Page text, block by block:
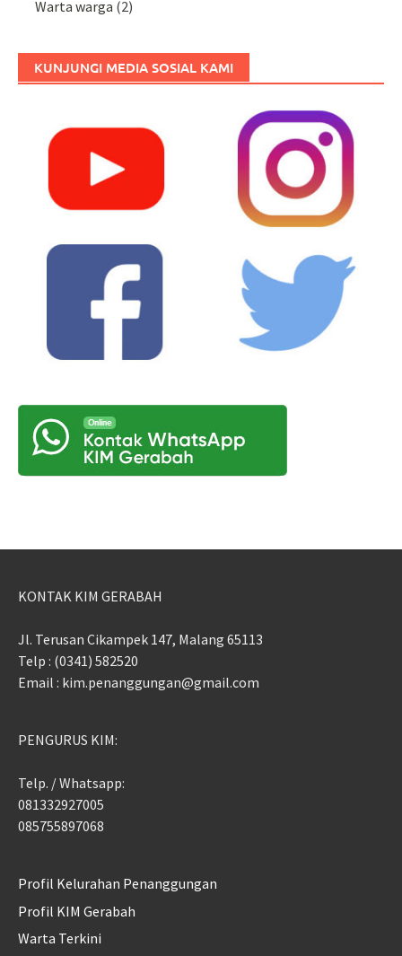
Warta warga (2)
KUNJUNGI MEDIA SOSIAL KAMI
KONTAK KIM GERABAH
Jl. Terusan Cikampek 147, Malang 65113
Telp : (0341) 582520
Email : kim.penanggungan@gmail.com
PENGURUS KIM:
Telp. / Whatsapp:
081332927005
085755897068
Profil Kelurahan Penanggungan
Profil KIM Gerabah
Warta Terkini